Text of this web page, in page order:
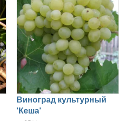
Виноград культурный
'Кеша'